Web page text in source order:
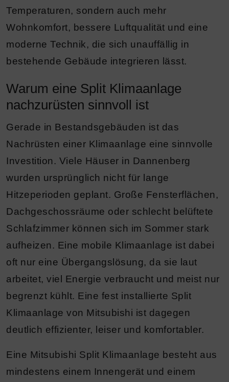
Temperaturen, sondern auch mehr
Wohnkomfort, bessere Luftqualität und eine
moderne Technik, die sich unauffällig in
bestehende Gebäude integrieren lässt.
Warum eine Split Klimaanlage
nachzurüsten sinnvoll ist
Gerade in Bestandsgebäuden ist das
Nachrüsten einer Klimaanlage eine sinnvolle
Investition. Viele Häuser in Dannenberg
wurden ursprünglich nicht für lange
Hitzeperioden geplant. Große Fensterflächen,
Dachgeschossräume oder schlecht belüftete
Schlafzimmer können sich im Sommer stark
aufheizen. Eine mobile Klimaanlage ist dabei
oft nur eine Übergangslösung, da sie laut
arbeitet, viel Energie verbraucht und meist nur
begrenzt kühlt. Eine fest installierte Split
Klimaanlage von Mitsubishi ist dagegen
deutlich effizienter, leiser und komfortabler.
Eine Mitsubishi Split Klimaanlage besteht aus
mindestens einem Innengerät und einem